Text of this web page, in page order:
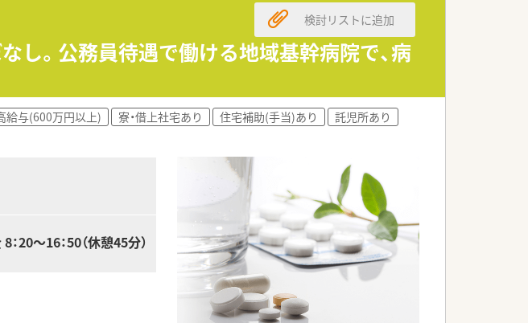
高収入を地方で実現したい方に最適な求人ですね。
バランスを最優先に考えたい方に自信を持って薦めます。
で地域医療に深く根ざして貢献したい方にも最適です。
者様からの感謝を直接肌で感じられるのが魅力です。
るため、薬剤師としての自己成長を常に実感できます。
貢献したい方にぴったりの案件です。
し。公務員待遇で働ける地域基幹病院で、病
検討リストに追加
給与(600万円以上) 寮・借上社宅あり 住宅補助(手当)あり
託児所あり
20～16：50（休憩45分）